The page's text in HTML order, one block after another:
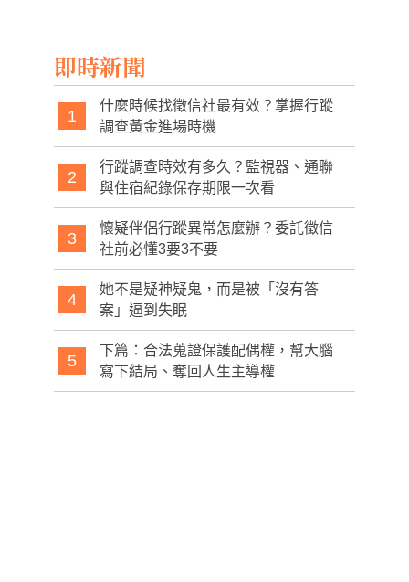
即時新聞
1
什麼時候找徵信社最有效？掌握行蹤
調查黃金進場時機
2
行蹤調查時效有多久？監視器、通聯
與住宿紀錄保存期限一次看
3
懷疑伴侶行蹤異常怎麼辦？委託徵信
社前必懂3要3不要
4
她不是疑神疑鬼，而是被「沒有答
案」逼到失眠
5
下篇：合法蒐證保護配偶權，幫大腦
寫下結局、奪回人生主導權